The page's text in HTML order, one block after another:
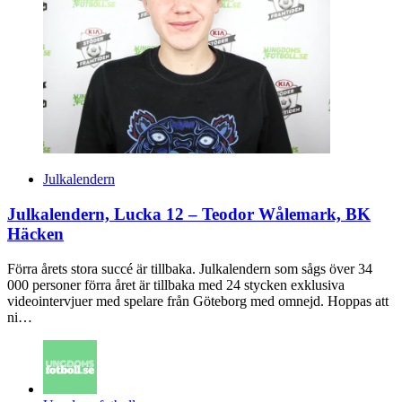
Julkalendern
Julkalendern, Lucka 12 – Teodor Wålemark, BK
Häcken
Förra årets stora succé är tillbaka. Julkalendern som sågs över 34
000 personer förra året är tillbaka med 24 stycken exklusiva
videointervjuer med spelare från Göteborg med omnejd. Hoppas att
ni…